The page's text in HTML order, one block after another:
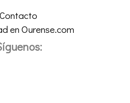
Contacto
en Ourense.com